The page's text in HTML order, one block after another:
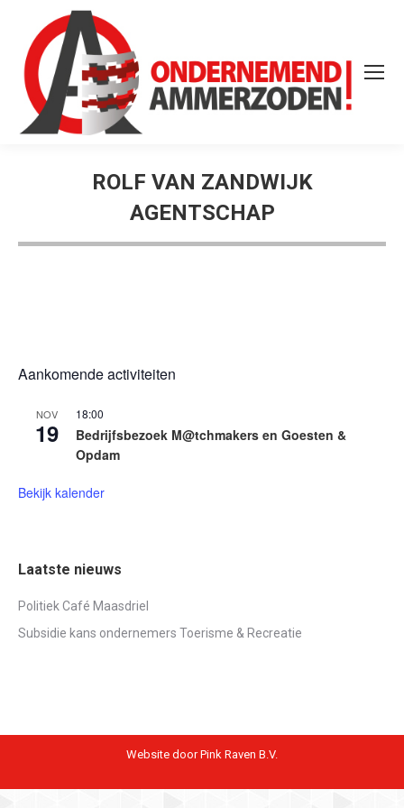
ROLF VAN ZANDWIJK
AGENTSCHAP
Aankomende activiteiten
NOV
19
18:00
Bedrijfsbezoek M@tchmakers en Goesten &
Opdam
Bekijk kalender
Laatste nieuws
Politiek Café Maasdriel
Subsidie kans ondernemers Toerisme & Recreatie
Website door Pink Raven B.V.